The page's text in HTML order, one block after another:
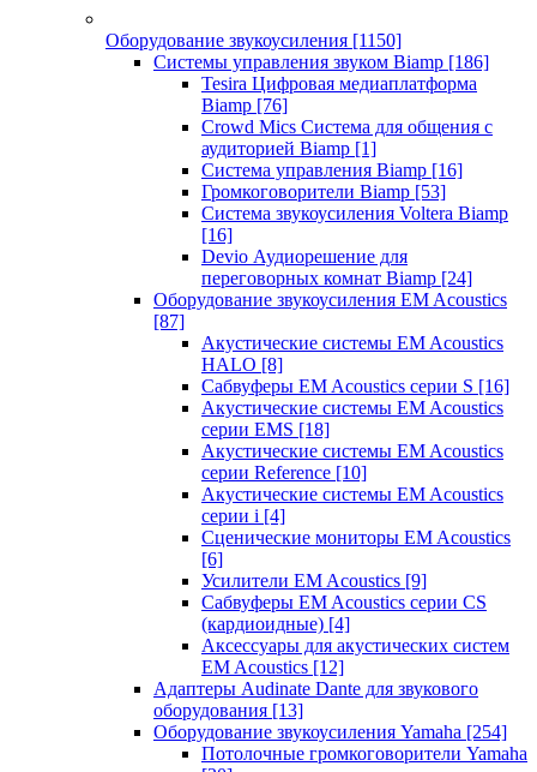
Оборудование звукоусиления [1150]
Системы управления звуком Biamp [186]
Tesira Цифровая медиаплатформа
Biamp [76]
Crowd Mics Система для общения с
аудиторией Biamp [1]
Система управления Biamp [16]
Громкоговорители Biamp [53]
Система звукоусиления Voltera Biamp
[16]
Devio Аудиорешение для
переговорных комнат Biamp [24]
Оборудование звукоусиления EM Acoustics
[87]
Акустические системы EM Acoustics
HALO [8]
Сабвуферы EM Acoustics серии S [16]
Акустические системы EM Acoustics
серии EMS [18]
Акустические системы EM Acoustics
серии Reference [10]
Акустические системы EM Acoustics
серии i [4]
Сценические мониторы EM Acoustics
[6]
Усилители EM Acoustics [9]
Сабвуферы EM Acoustics серии CS
(кардиоидные) [4]
Аксессуары для акустических систем
EM Acoustics [12]
Адаптеры Audinate Dante для звукового
оборудования [13]
Оборудование звукоусиления Yamaha [254]
Потолочные громкоговорители Yamaha